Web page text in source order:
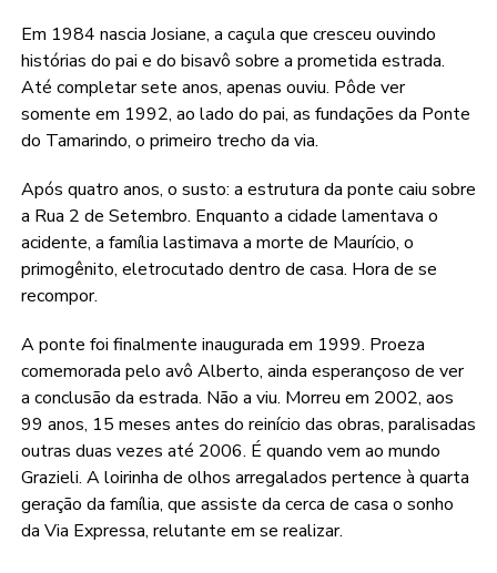
Em 1984 nascia Josiane, a caçula que cresceu ouvindo
histórias do pai e do bisavô sobre a prometida estrada.
Até completar sete anos, apenas ouviu. Pôde ver
somente em 1992, ao lado do pai, as fundações da Ponte
do Tamarindo, o primeiro trecho da via.
Após quatro anos, o susto: a estrutura da ponte caiu sobre
a Rua 2 de Setembro. Enquanto a cidade lamentava o
acidente, a família lastimava a morte de Maurício, o
primogênito, eletrocutado dentro de casa. Hora de se
recompor.
A ponte foi finalmente inaugurada em 1999. Proeza
comemorada pelo avô Alberto, ainda esperançoso de ver
a conclusão da estrada. Não a viu. Morreu em 2002, aos
99 anos, 15 meses antes do reinício das obras, paralisadas
outras duas vezes até 2006. É quando vem ao mundo
Grazieli. A loirinha de olhos arregalados pertence à quarta
geração da família, que assiste da cerca de casa o sonho
da Via Expressa, relutante em se realizar.